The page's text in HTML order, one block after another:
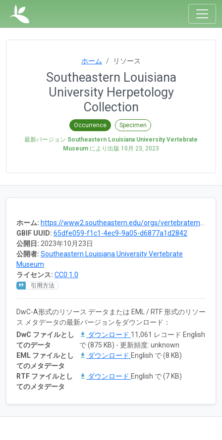
ホーム リソース
Southeastern Louisiana
University Herpetology
Collection
Occurrence Specimen
最新バージョン Southeastern Louisiana University Vertebrate
Museum により出版 10月 23, 2023
ホーム: https://www2.southeastern.edu/orgs/vertebratemuseum/
GBIF UUID: 65dfe059-f1c1-4ec9-9a05-d6877a1d2842
公開日: 2023年10月23日
公開者: Southeastern Louisiana University Vertebrate
Museum
ライセンス: CC0 1.0
引用方法
DwC-A形式のリソース データまたは EML / RTF 形式のリソー
ス メタデータの最新バージョンをダウンロード：
DwC ファイルとし
てのデータ
ダウンロード 11,061 レコード English
で (875 KB) - 更新頻度: unknown
EML ファイルとし
てのメタデータ
ダウンロード English で (8 KB)
RTF ファイルとし
てのメタデータ
ダウンロード English で (7 KB)